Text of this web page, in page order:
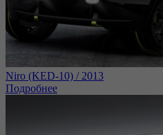
Niro (KED-10) / 2013
Подробнее